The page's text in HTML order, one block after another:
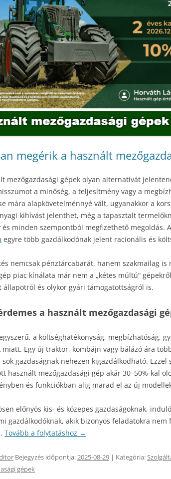
megérik a használt
mezőgazdasági gépek olyan alternatívát
a minőség, a teljesítmény vagy a
mára alapkövetelménnyé vált, ugyanakkor a
kihívást jelenthet, még a tapasztalt
és minden szempontból megfizethető megoldás. A
egyre több gazdálkodónak jelent racionális és
nemcsak pénztárcabarát, hanem szakmailag is
piac kínálata már nem a „kétes múltú”
állapotról és olykor gyári támogatottságról is.
a használt mezőgazdasági
a költséghatékonyság, megbízhatóság,
miatt. Egy új traktor, kombájn vagy bálázó ára
sok gazdaságnak nehezen kigazdálkodható.
használt mezőgazdasági gép akár 30–50%-kal
és funkciókban alig marad el az új
előnyös kis- és közepes gazdaságoknak,
gazdálkodóknak, akik bizonyos feladatokra
Tovább a folytatáshoz →
Bejegyzés időpontja:2025-08-29 | Kategória:
gépek